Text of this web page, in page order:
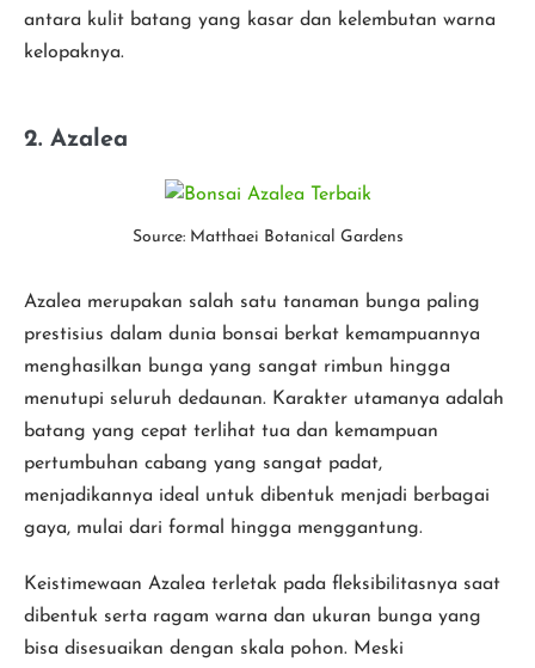
antara kulit batang yang kasar dan kelembutan warna
kelopaknya.
2. Azalea
Source: Matthaei Botanical Gardens
Azalea merupakan salah satu tanaman bunga paling
prestisius dalam dunia bonsai berkat kemampuannya
menghasilkan bunga yang sangat rimbun hingga
menutupi seluruh dedaunan. Karakter utamanya adalah
batang yang cepat terlihat tua dan kemampuan
pertumbuhan cabang yang sangat padat,
menjadikannya ideal untuk dibentuk menjadi berbagai
gaya, mulai dari formal hingga menggantung.
Keistimewaan Azalea terletak pada fleksibilitasnya saat
dibentuk serta ragam warna dan ukuran bunga yang
bisa disesuaikan dengan skala pohon. Meski